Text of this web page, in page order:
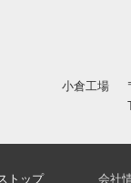
小倉工場
トップ 会社